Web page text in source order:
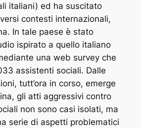
italiani) ed ha suscitato
contesti internazionali,
In tale paese è stato
ispirato a quello italiano
una web survey che
assistenti sociali. Dalle
tutt’ora in corso, emerge
gli atti aggressivi contro
non sono casi isolati, ma
serie di aspetti problematici